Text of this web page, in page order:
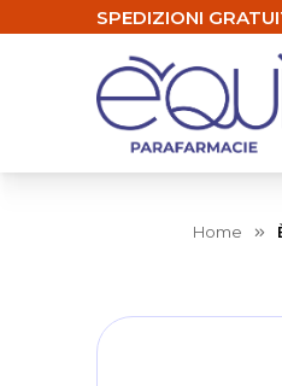
SPEDIZIONI
Home
Skip
to